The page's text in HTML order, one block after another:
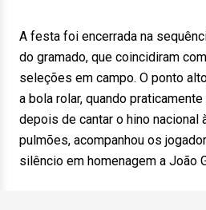
A festa foi encerrada na
do gramado, que coincidiram
seleções em campo. O ponto
a bola rolar, quando
depois de cantar o hino nacional
pulmões, acompanhou os
silêncio em homenagem a João